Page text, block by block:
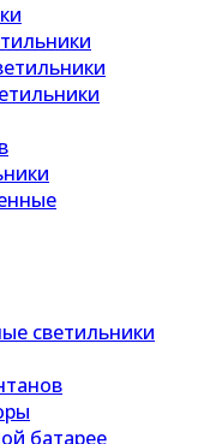
светильники
батарее